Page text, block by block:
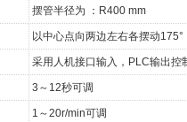
摆管半径为 ：R400 mm
以中心点向两边左右各摆动
采用人机接口输入，PLC输出
3～12秒可调
1～20r/min可调